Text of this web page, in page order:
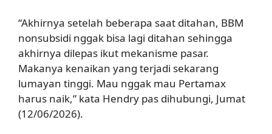
“Akhirnya setelah beberapa saat ditahan, BBM
nonsubsidi nggak bisa lagi ditahan sehingga
akhirnya dilepas ikut mekanisme pasar.
Makanya kenaikan yang terjadi sekarang
lumayan tinggi. Mau nggak mau Pertamax
harus naik,” kata Hendry pas dihubungi, Jumat
(12/06/2026).